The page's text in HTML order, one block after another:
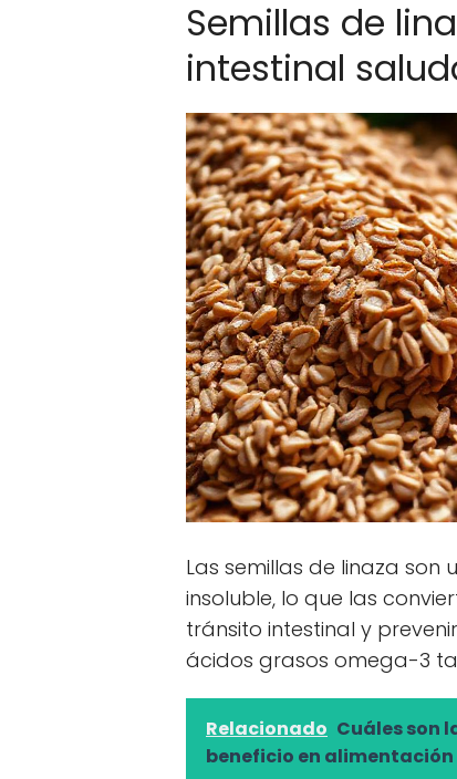
Semillas de
intestinal
Las semillas de linaza son
insoluble, lo que las
tránsito intestinal y
ácidos grasos omega-3
Relacionado Cuáles son
beneficio en alimentación